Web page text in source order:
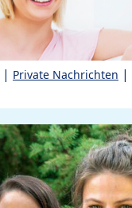
| Private Nachrichten |